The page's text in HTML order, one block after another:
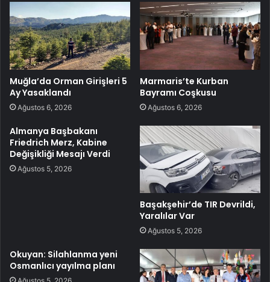
Muğla’da Orman Girişleri 5
Ay Yasaklandı
Ağustos 6, 2026
Marmaris’te Kurban
Bayramı Coşkusu
Ağustos 6, 2026
Almanya Başbakanı
Friedrich Merz, Kabine
Değişikliği Mesajı Verdi
Ağustos 5, 2026
Başakşehir’de TIR Devrildi,
Yaralılar Var
Ağustos 5, 2026
Okuyan: Silahlanma yeni
Osmanlıcı yayılma planı